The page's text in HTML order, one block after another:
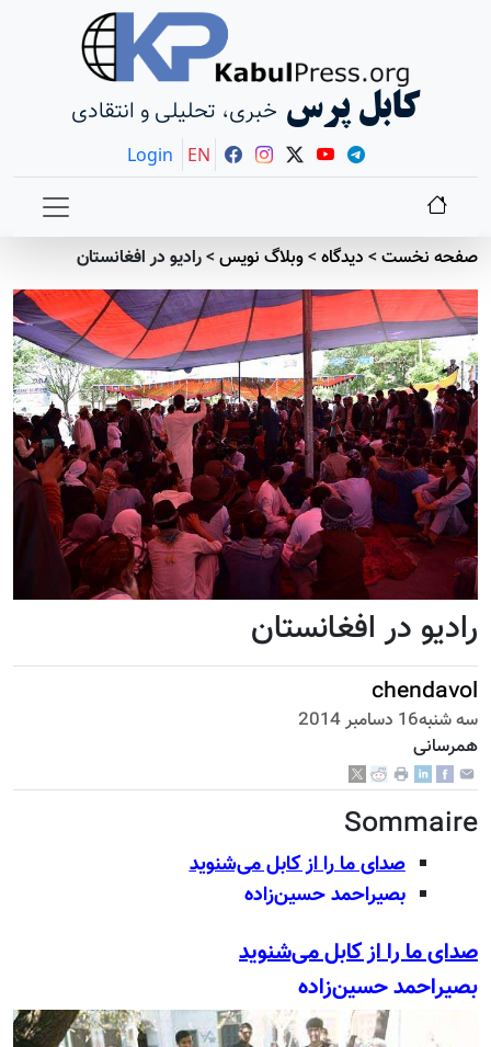
کابل پرس خبری، تحلیلی و انتقادی
Login EN
صفحه نخست> دیدگاه>وبلاگ نویس>رادیو در افغانستان
رادیو در افغانستان
chendavol
سه شنبه16 دسامبر 2014
همرسانی
Sommaire
صدای ما را از کابل می‌شنوید
بصیر‌احمد حسین‌زاده
صدای ما را از کابل می‌شنوید
بصیر‌احمد حسین‌زاده